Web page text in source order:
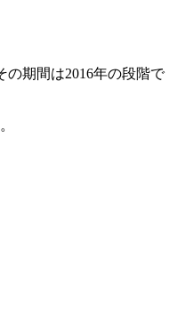
の期間は2016年の段階で